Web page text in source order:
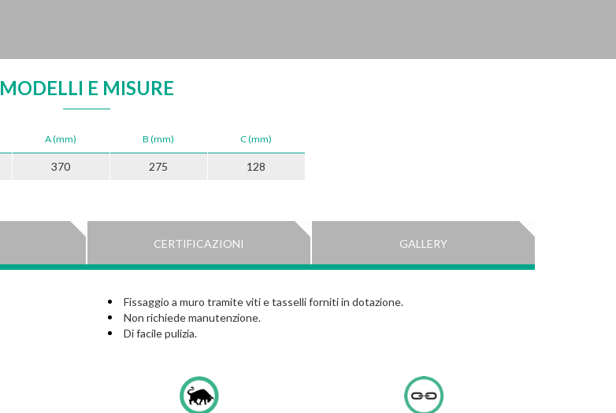
MODELLI E MISURE
A (mm) B (mm) C (mm)
370 275 128
CERTIFICAZIONI GALLERY
Fissaggio a muro tramite viti e tasselli forniti in dotazione.
Non richiede manutenzione.
Di facile pulizia.